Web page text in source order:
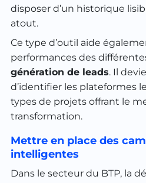
disposer d’un historique
atout.
Ce type d’outil aide
performances des
génération de leads. Il
d’identifier les plateformes
types de projets offrant le
transformation.
Mettre en place des
intelligentes
Dans le secteur du BTP, la